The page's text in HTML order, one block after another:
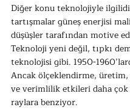
Diğer konu teknolojiyle
tartışmalar güneş enerjisi
düşüşler tarafından motive
Teknoloji yeni değil, tıpkı
teknolojisi gibi. 1950-
Ancak ölçeklendirme,
ve verimlilik etkileri daha çok
raylara benziyor.